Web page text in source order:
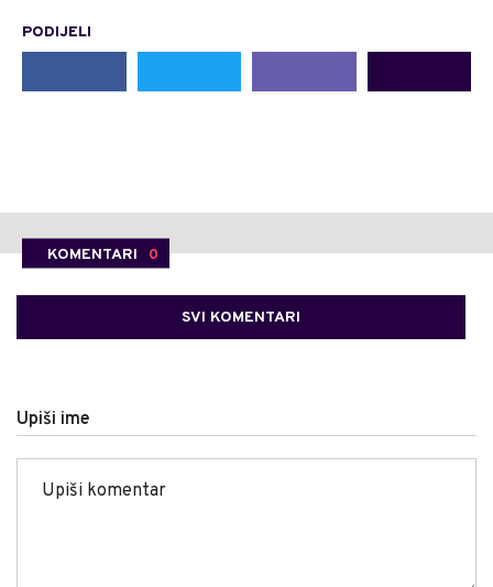
PODIJELI
KOMENTARI 0
SVI KOMENTARI
Upiši ime